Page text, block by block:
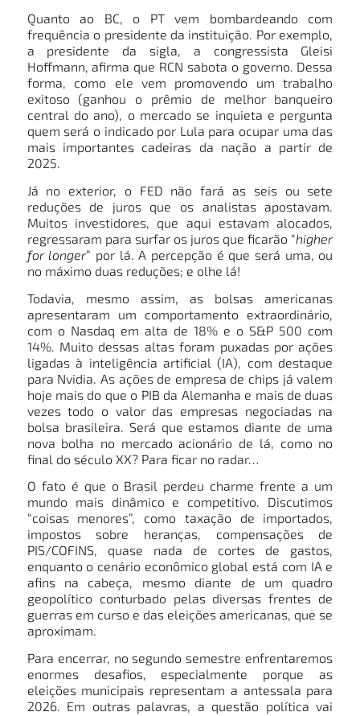
Quanto ao BC, o PT vem bombardeando com
frequência o presidente da instituição. Por exemplo,
a presidente da sigla, a congressista Gleisi
Hoffmann, afirma que RCN sabota o governo. Dessa
forma, como ele vem promovendo um trabalho
exitoso (ganhou o prêmio de melhor banqueiro
central do ano), o mercado se inquieta e pergunta
quem será o indicado por Lula para ocupar uma das
mais importantes cadeiras da nação a partir de
2025.
Já no exterior, o FED não fará as seis ou sete
reduções de juros que os analistas apostavam.
Muitos investidores, que aqui estavam alocados,
regressaram para surfar os juros que ficarão “higher
for longer” por lá. A percepção é que será uma, ou
no máximo duas reduções; e olhe lá!
Todavia, mesmo assim, as bolsas americanas
apresentaram um comportamento extraordinário,
com o Nasdaq em alta de 18% e o S&P 500 com
14%. Muito dessas altas foram puxadas por ações
ligadas à inteligência artificial (IA), com destaque
para Nvidia. As ações de empresa de chips já valem
hoje mais do que o PIB da Alemanha e mais de duas
vezes todo o valor das empresas negociadas na
bolsa brasileira. Será que estamos diante de uma
nova bolha no mercado acionário de lá, como no
final do século XX? Para ficar no radar…
O fato é que o Brasil perdeu charme frente a um
mundo mais dinâmico e competitivo. Discutimos
“coisas menores”, como taxação de importados,
impostos sobre heranças, compensações de
PIS/COFINS, quase nada de cortes de gastos,
enquanto o cenário econômico global está com IA e
afins na cabeça, mesmo diante de um quadro
geopolítico conturbado pelas diversas frentes de
guerras em curso e das eleições americanas, que se
aproximam.
Para encerrar, no segundo semestre enfrentaremos
enormes desafios, especialmente porque as
eleições municipais representam a antessala para
2026. Em outras palavras, a questão política vai